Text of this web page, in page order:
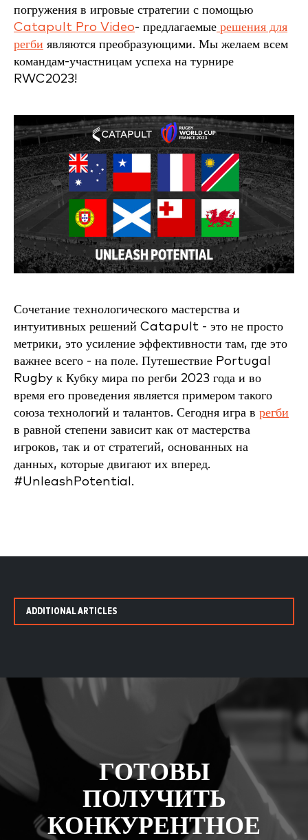
погружения в игровые стратегии с помощью
Catapult Pro Video- предлагаемые решения для
регби являются преобразующими. Мы желаем всем
командам-участницам успеха на турнире
RWC2023!
Сочетание технологического мастерства и
интуитивных решений Catapult - это не просто
метрики, это усиление эффективности там, где это
важнее всего - на поле. Путешествие Portugal
Rugby к Кубку мира по регби 2023 года и во
время его проведения является примером такого
союза технологий и талантов. Сегодня игра в регби
в равной степени зависит как от мастерства
игроков, так и от стратегий, основанных на
данных, которые двигают их вперед.
#UnleashPotential.
ADDITIONAL ARTICLES
ГОТОВЫ
ПОЛУЧИТЬ
КОНКУРЕНТНОЕ